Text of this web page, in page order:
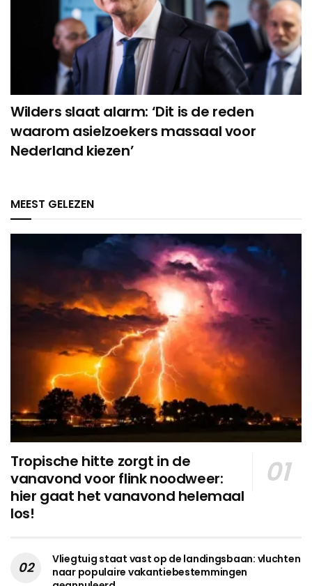
Wilders slaat alarm: ‘Dit is de reden
waarom asielzoekers massaal voor
Nederland kiezen’
MEEST GELEZEN
Tropische hitte zorgt in de
vanavond voor flink noodweer:
hier gaat het vanavond helemaal
los!
Vliegtuig staat vast op de landingsbaan: vluchten
naar populaire vakantiebestemmingen